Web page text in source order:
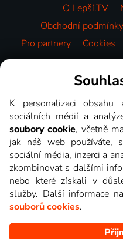
O Lepší.TV
Obchodní podmínky
Pro partnery
Cookies
Copyright © goNET s.r.o.
K personalizaci
sociálních médií a
soubory cookie, včetně
jak náš web používáte,
sociální média, inzerci a
zkombinovat s dalšími
nebo které získali v
služby. Další informace
souborů cookies.